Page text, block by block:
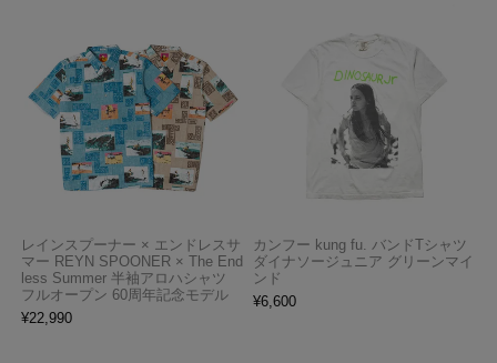
レインスプーナー × エンドレスサ
マー REYN SPOONER × The End
less Summer 半袖アロハシャツ
フルオープン 60周年記念モデル
¥22,990
カンフー kung fu. バンドTシャツ
ダイナソージュニア グリーンマイ
ンド
¥6,600